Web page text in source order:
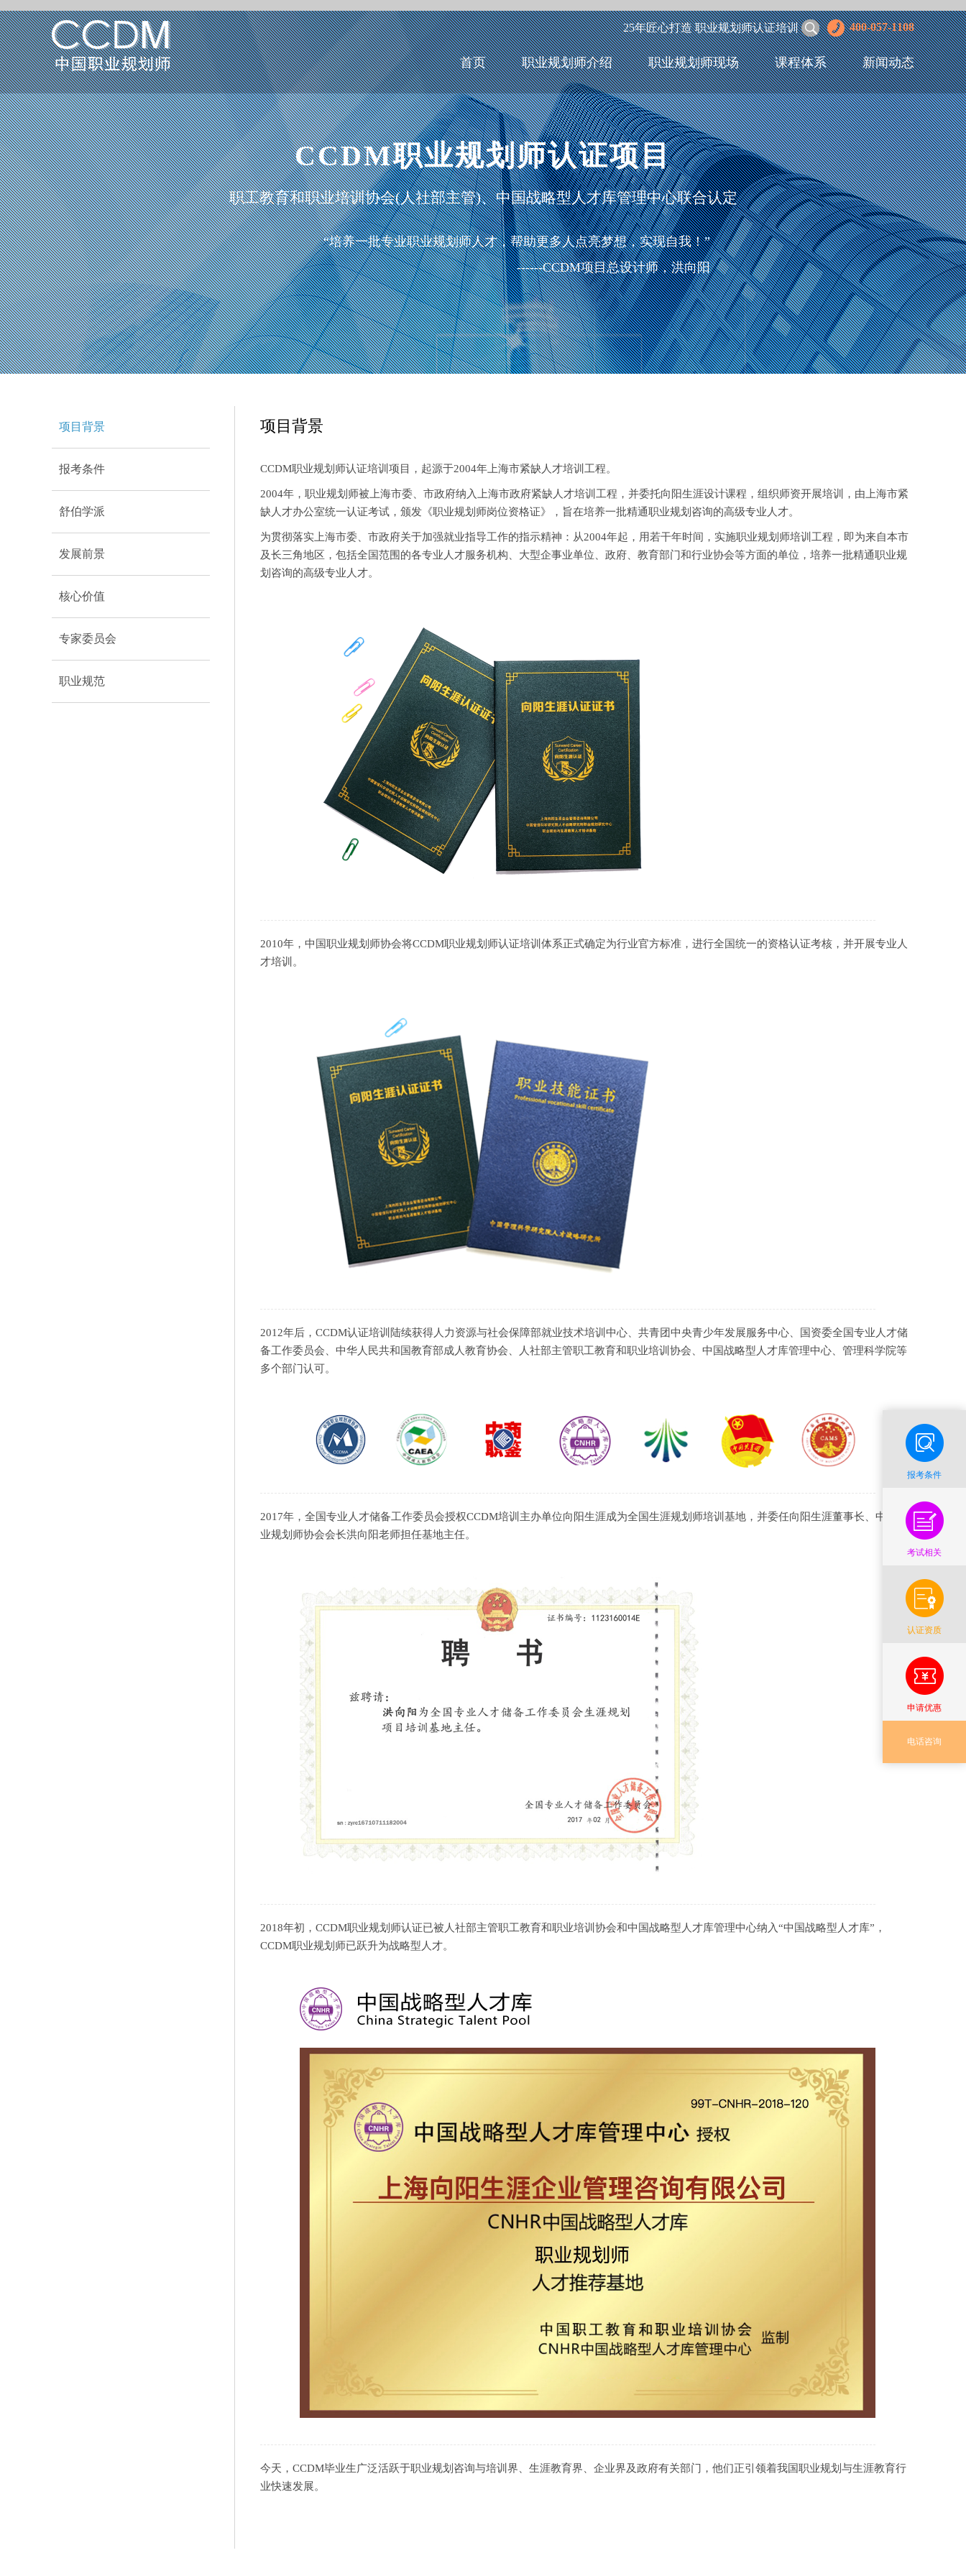
首页 职业规划师介绍 职业规划师现场 课程体系 新闻动态
25年匠心打造 职业规划师认证培训 400-057-1108
CCDM职业规划师认证项目
职工教育和职业培训协会(人社部主管)、中国战略型人才库管理中心联合认定
“培养一批专业职业规划师人才，帮助更多人点亮梦想，实现自我！”
------CCDM项目总设计师，洪向阳
项目背景
报考条件
舒伯学派
发展前景
核心价值
专家委员会
职业规范
项目背景
CCDM职业规划师认证培训项目，起源于2004年上海市紧缺人才培训工程。
2004年，职业规划师被上海市委、市政府纳入上海市政府紧缺人才培训工程，并委托向阳生涯设计课程，组织师资开展培训，由上海市紧
缺人才办公室统一认证考试，颁发《职业规划师岗位资格证》，旨在培养一批精通职业规划咨询的高级专业人才。
为贯彻落实上海市委、市政府关于加强就业指导工作的指示精神：从2004年起，用若干年时间，实施职业规划师培训工程，即为来自本市
及长三角地区，包括全国范围的各专业人才服务机构、大型企事业单位、政府、教育部门和行业协会等方面的单位，培养一批精通职业规
划咨询的高级专业人才。
2010年，中国职业规划师协会将CCDM职业规划师认证培训体系正式确定为行业官方标准，进行全国统一的资格认证考核，并开展专业人
才培训。
2012年后，CCDM认证培训陆续获得人力资源与社会保障部就业技术培训中心、共青团中央青少年发展服务中心、国资委全国专业人才储
备工作委员会、中华人民共和国教育部成人教育协会、人社部主管职工教育和职业培训协会、中国战略型人才库管理中心、管理科学院等
多个部门认可。
2017年，全国专业人才储备工作委员会授权CCDM培训主办单位向阳生涯成为全国生涯规划师培训基地，并委任向阳生涯董事长、中国职
业规划师协会会长洪向阳老师担任基地主任。
2018年初，CCDM职业规划师认证已被人社部主管职工教育和职业培训协会和中国战略型人才库管理中心纳入“中国战略型人才库”，
CCDM职业规划师已跃升为战略型人才。
今天，CCDM毕业生广泛活跃于职业规划咨询与培训界、生涯教育界、企业界及政府有关部门，他们正引领着我国职业规划与生涯教育行
业快速发展。
报考条件
考试相关
认证资质
申请优惠
电话咨询